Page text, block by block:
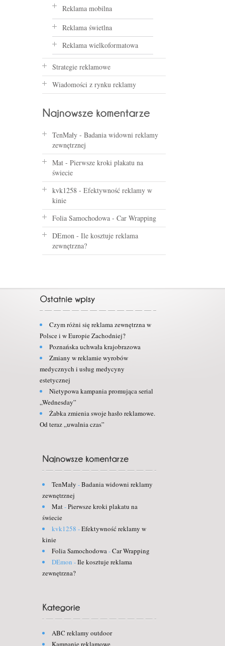
Reklama mobilna
Reklama świetlna
Reklama wielkoformatowa
Strategie reklamowe
Wiadomości z rynku reklamy
TenMały - Badania widowni reklamy
zewnętrznej
Mat - Pierwsze kroki plakatu na
świecie
kvk1258 - Efektywność reklamy w
kinie
Folia Samochodowa - Car Wrapping
DEmon - Ile kosztuje reklama
zewnętrzna?
Czym różni się reklama zewnętrzna w
Polsce i w Europie Zachodniej?
Poznańska uchwała krajobrazowa
Zmiany w reklamie wyrobów
medycznych i usług medycyny
estetycznej
Nietypowa kampania promująca serial
„Wednesday”
Żabka zmienia swoje hasło reklamowe.
Od teraz „uwalnia czas”
TenMały -Badania widowni reklamy
zewnętrznej
Mat-Pierwsze kroki plakatu na
świecie
kvk1258 -Efektywność reklamy w
kinie
Folia Samochodowa-Car Wrapping
DEmon -Ile kosztuje reklama
zewnętrzna?
ABC reklamy outdoor